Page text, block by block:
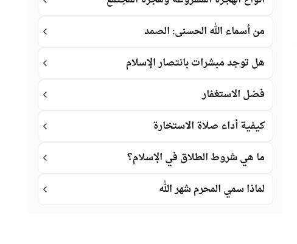
من أسماء الله الحسنى: الصمد
هل توجد مبشرات بانتصار الإسلام
فضل الاستغفار
كيفية أداء صلاة الاستخارة
ما هي شروط الطلاق في الإسلام؟
لماذا سمي المحرم شهر الله